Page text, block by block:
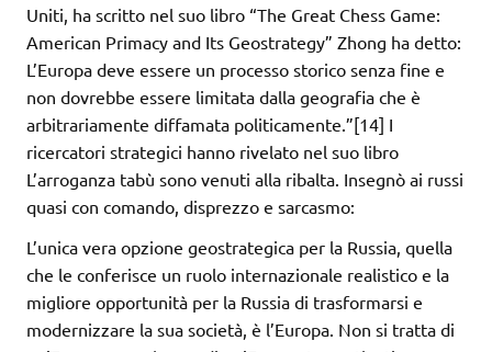
Uniti, ha scritto nel suo libro “The Great Chess Game:
American Primacy and Its Geostrategy” Zhong ha detto:
L’Europa deve essere un processo storico senza fine e
non dovrebbe essere limitata dalla geografia che è
arbitrariamente diffamata politicamente.”[14] I
ricercatori strategici hanno rivelato nel suo libro
L’arroganza tabù sono venuti alla ribalta. Insegnò ai russi
quasi con comando, disprezzo e sarcasmo:
L’unica vera opzione geostrategica per la Russia, quella
che le conferisce un ruolo internazionale realistico e la
migliore opportunità per la Russia di trasformarsi e
modernizzare la sua società, è l’Europa. Non si tratta di